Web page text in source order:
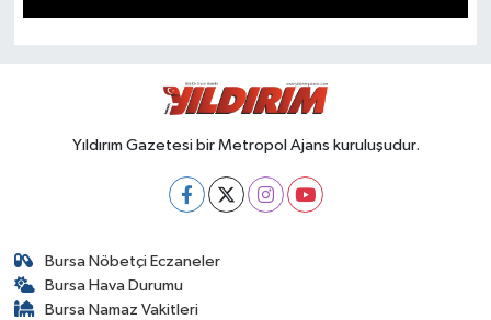
Yıldırım Gazetesi bir Metropol Ajans kuruluşudur.
Bursa Nöbetçi Eczaneler
Bursa Hava Durumu
Bursa Namaz Vakitleri